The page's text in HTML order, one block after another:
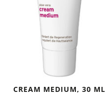
CREAM MEDIUM, 30 ML